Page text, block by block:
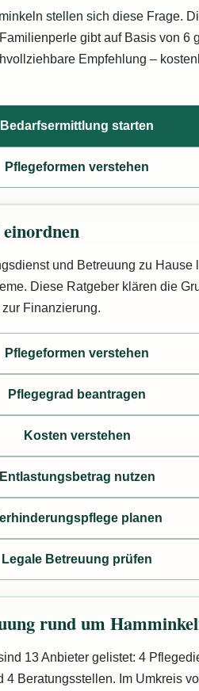
stellen sich diese Frage.
gibt auf Basis von 6
Empfehlung –
Bedarfsermittlung starten
Pflegeformen verstehen
und Betreuung zu Hause
Diese Ratgeber klären die
Finanzierung.
Pflegeformen verstehen
Pflegegrad beantragen
Kosten verstehen
Entlastungsbetrag nutzen
planen
Legale Betreuung prüfen
rund um
13 Anbieter gelistet: 4
4 Beratungsstellen. Im Umkreis